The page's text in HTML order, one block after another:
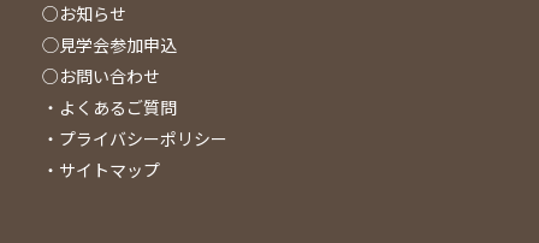
○お知らせ
◯見学会参加申込
○お問い合わせ
・よくあるご質問
・プライバシーポリシー
・サイトマップ